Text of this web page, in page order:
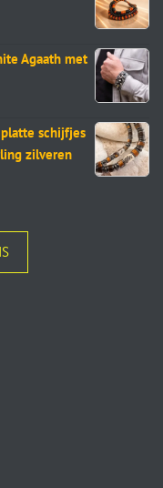
Agaath met
platte schijfjes
zilveren